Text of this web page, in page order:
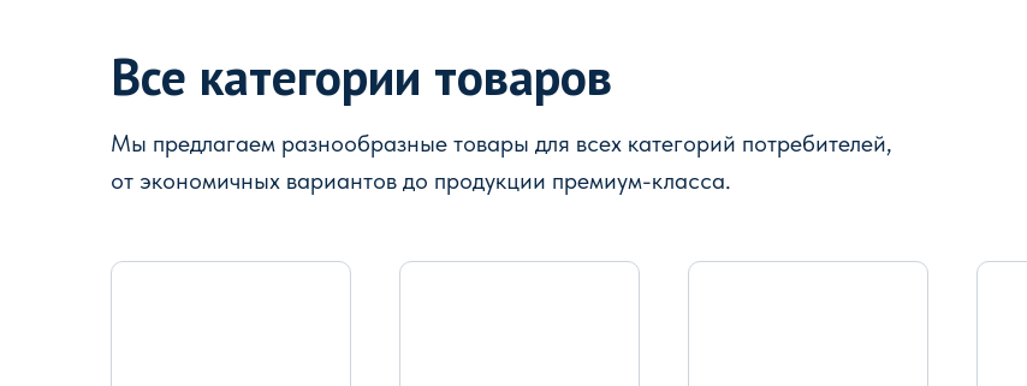
Все категории товаров
Мы предлагаем разнообразные товары для всех категорий потребителей,
от экономичных вариантов до продукции премиум-класса.